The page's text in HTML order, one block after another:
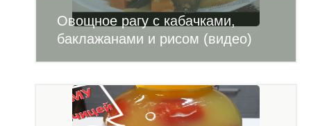
Овощное рагу с кабачками,
баклажанами и рисом (видео)